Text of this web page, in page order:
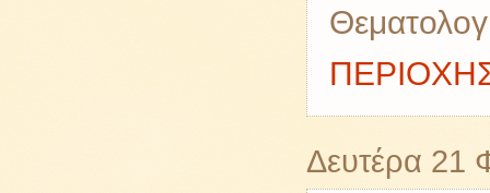
Δευτέρα 21